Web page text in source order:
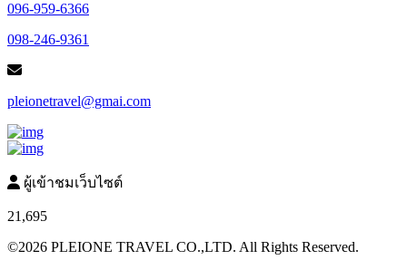
096-959-6366
098-246-9361
pleionetravel@gmai.com
ผู้เข้าชมเว็บไซต์
21,695
©2026 PLEIONE TRAVEL CO.,LTD. All Rights Reserved.